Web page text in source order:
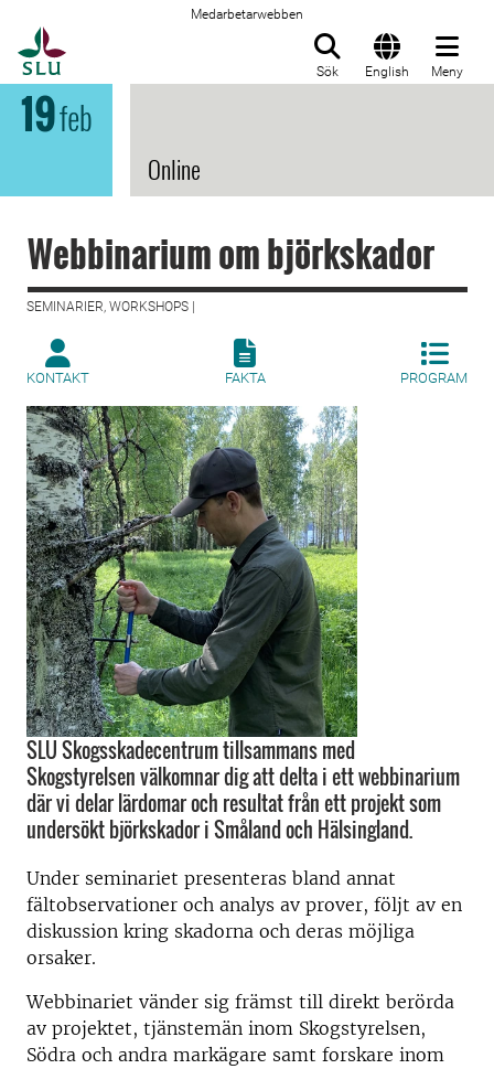
Medarbetarwebben
Sök English Meny
19feb
Online
Webbinarium om björkskador
SEMINARIER, WORKSHOPS |
KONTAKT FAKTA PROGRAM
SLU Skogsskadecentrum tillsammans med
Skogstyrelsen välkomnar dig att delta i ett webbinarium
där vi delar lärdomar och resultat från ett projekt som
undersökt björkskador i Småland och Hälsingland.
Under seminariet presenteras bland annat
fältobservationer och analys av prover, följt av en
diskussion kring skadorna och deras möjliga
orsaker.
Webbinariet vänder sig främst till direkt berörda
av projektet, tjänstemän inom Skogstyrelsen,
Södra och andra markägare samt forskare inom